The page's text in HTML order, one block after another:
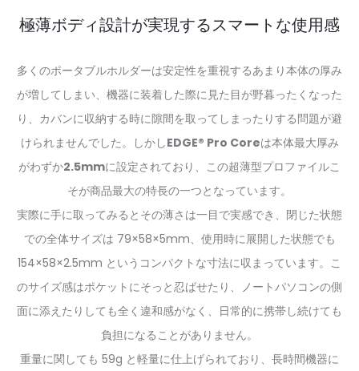
極薄ボディ設計が実現するスマートな使用感
多くのポータブルホルダーは安定性を重視するあまり本体の厚み
が増してしまい、機器に装着した際に見た目が野暮ったくなった
り、カバンに収納する時に隙間を取ってしまったりする問題が避
けられませんでした。しかしEDGE® Pro Coreは本体最大厚み
がわずか2.5mmに設定されており、この超薄型プロファイルこ
そが商品最大の特長の一つとなっています。
実際に手に取ってみるとその薄さは一目で実感でき、閉じた状態
での全体サイズは 79×58×5mm、使用時に展開した状態でも
154×58×2.5mm というコンパクトな寸法に収まっています。こ
のサイズ感はポケットにそっと忍ばせたり、ノートパソコンの側
面に添えたりしても全く違和感がなく、日常的に携帯し続けても
負担になることがありません。
重量に関しても 59g と軽量に仕上げられており、長時間機器に